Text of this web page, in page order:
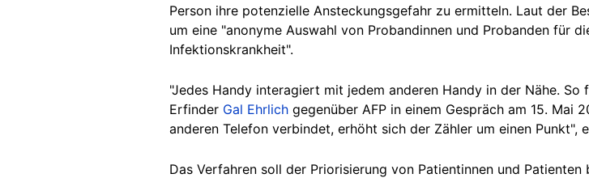
Person ihre potenzielle Ansteckungsgefahr zu ermitteln. Laut der
um eine "anonyme Auswahl von Probandinnen und Probanden für
Infektionskrankheit".
"Jedes Handy interagiert mit jedem anderen Handy in der Nähe.
Erfinder Gal Ehrlich gegenüber AFP in einem Gespräch am 15. Mai
anderen Telefon verbindet, erhöht sich der Zähler um einen Punkt",
Das Verfahren soll der Priorisierung von Patientinnen und